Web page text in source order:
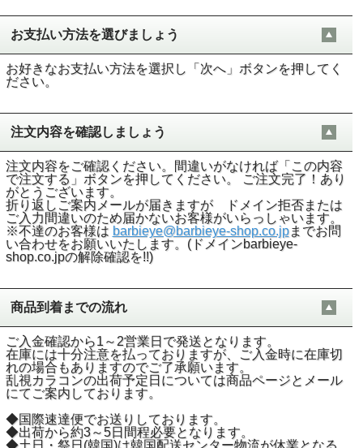
お支払い方法を選びましょう
お好きなお支払い方法を選択し「次へ」ボタンを押してく
ださい。
注文内容を確認しましょう
注文内容をご確認ください。間違いがなければ「この内容
で注文する」ボタンを押してください。 ご注文完了！あり
がとうございます。
折り返しご案内メールが届きますが ドメイン拒否または
ご入力間違いのため届かないお客様がいらっしゃいます。
※不達のお客様は barbieye@barbieye-shop.co.jpまでお問
い合わせをお願いいたします。(ドメインbarbieye-
shop.co.jpの解除確認を!!)
商品到着までの流れ
ご入金確認から1～2営業日で発送となります。
在庫には十分注意を払っておりますが、ご入金時に在庫切
れの場合もありますのでご了承願います。
乱視カラコンの出荷予定日については商品ページとメール
にてご案内しております。
◆国際速達便でお送りしております。
◆出荷から約3～5日間程必要となります。
◆土日・祭日(韓国)は韓国配送センター物流が休業となる